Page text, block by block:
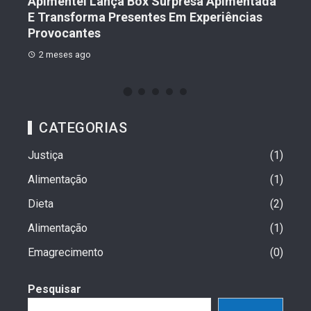
E Transforma Presentes Em Experiências
Provocantes
2 meses ago
CATEGORIAS
Justiça
1
Alimentação
1
Dieta
2
Alimentação
1
Emagrecimento
0
Pesquisar